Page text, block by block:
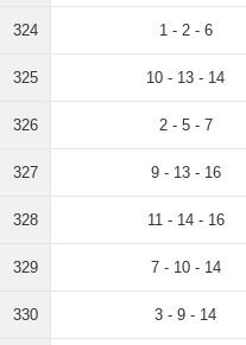
324 1 - 2 - 6
325 10 - 13 - 14
326 2 - 5 - 7
327 9 - 13 - 16
328 11 - 14 - 16
329 7 - 10 - 14
330 3 - 9 - 14